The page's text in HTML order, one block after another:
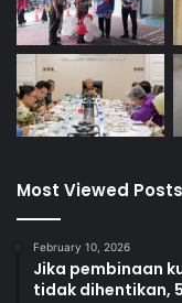
h
Most Viewed Posts
February 10, 2026
Jika pembinaan
tidak dihentikan,